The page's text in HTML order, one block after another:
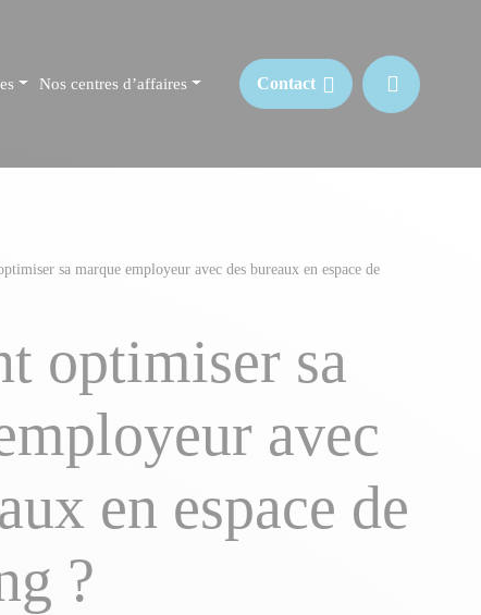
Nos centres d’affaires Contact
sa marque employeur avec des bureaux en espace de
optimiser sa
avec
en espace de
?